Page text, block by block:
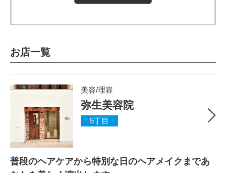
お店一覧
美容/理容
弥生美容院
5丁目
普段のヘアケアから特別な日のヘアメイクまであ